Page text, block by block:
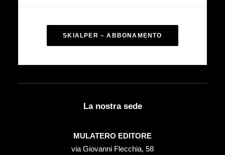
SKIALPER – ABBONAMENTO
La nostra sede
MULATERO EDITORE
via Giovanni Flecchia, 58